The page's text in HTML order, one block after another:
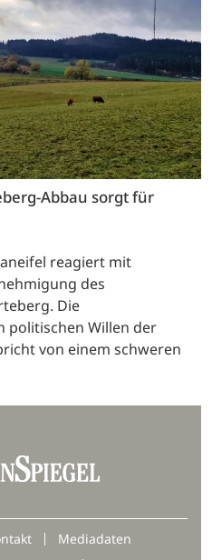
Abbau sorgt für
reagiert mit
des
Die
politischen Willen der
von einem schweren
Mediadaten